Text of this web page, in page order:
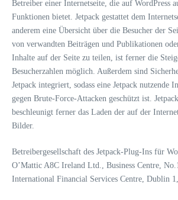
Betreiber einer Internetseite, die auf WordPress
Funktionen bietet. Jetpack gestattet dem
anderem eine Übersicht über die Besucher der
von verwandten Beiträgen und Publikationen
Inhalte auf der Seite zu teilen, ist ferner die
Besucherzahlen möglich. Außerdem sind
Jetpack integriert, sodass eine Jetpack nutzende
gegen Brute-Force-Attacken geschützt ist.
beschleunigt ferner das Laden der auf der
Bilder.
Betreibergesellschaft des Jetpack-Plug-Ins für
O’Mattic A8C Ireland Ltd., Business Centre,
International Financial Services Centre, Dublin